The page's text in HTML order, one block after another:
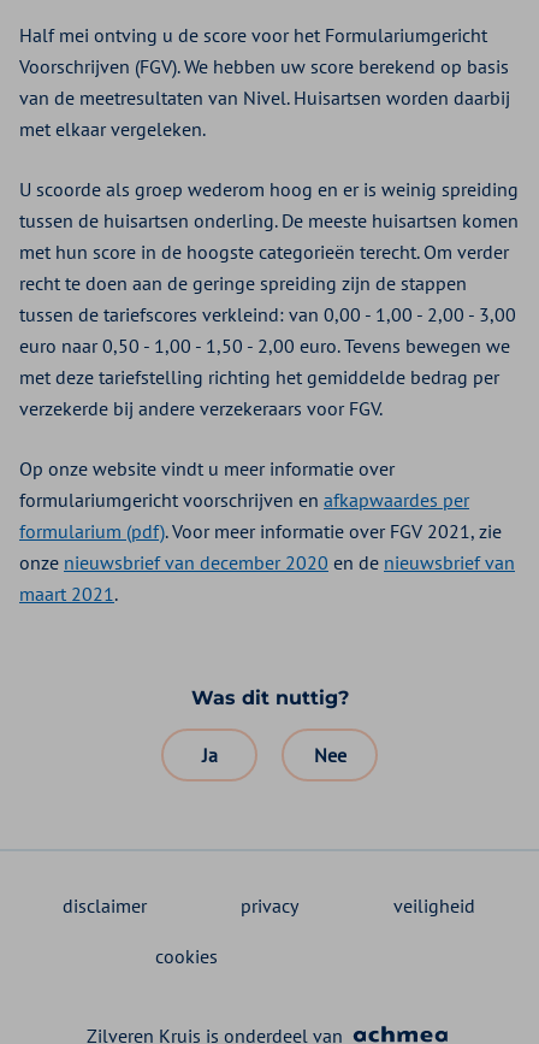
Half mei ontving u de score voor het Formulariumgericht
Voorschrijven (FGV). We hebben uw score berekend op basis
van de meetresultaten van Nivel. Huisartsen worden daarbij
met elkaar vergeleken.
U scoorde als groep wederom hoog en er is weinig spreiding
tussen de huisartsen onderling. De meeste huisartsen komen
met hun score in de hoogste categorieën terecht. Om verder
recht te doen aan de geringe spreiding zijn de stappen
tussen de tariefscores verkleind: van 0,00 - 1,00 - 2,00 - 3,00
euro naar 0,50 - 1,00 - 1,50 - 2,00 euro. Tevens bewegen we
met deze tariefstelling richting het gemiddelde bedrag per
verzekerde bij andere verzekeraars voor FGV.
Op onze website vindt u meer informatie over
formulariumgericht voorschrijven en afkapwaardes per
formularium (pdf). Voor meer informatie over FGV 2021, zie
onze nieuwsbrief van december 2020 en de nieuwsbrief van
maart 2021.
Was dit nuttig?
Ja Nee
disclaimer privacy veiligheid
cookies
Zilveren Kruis is onderdeel van